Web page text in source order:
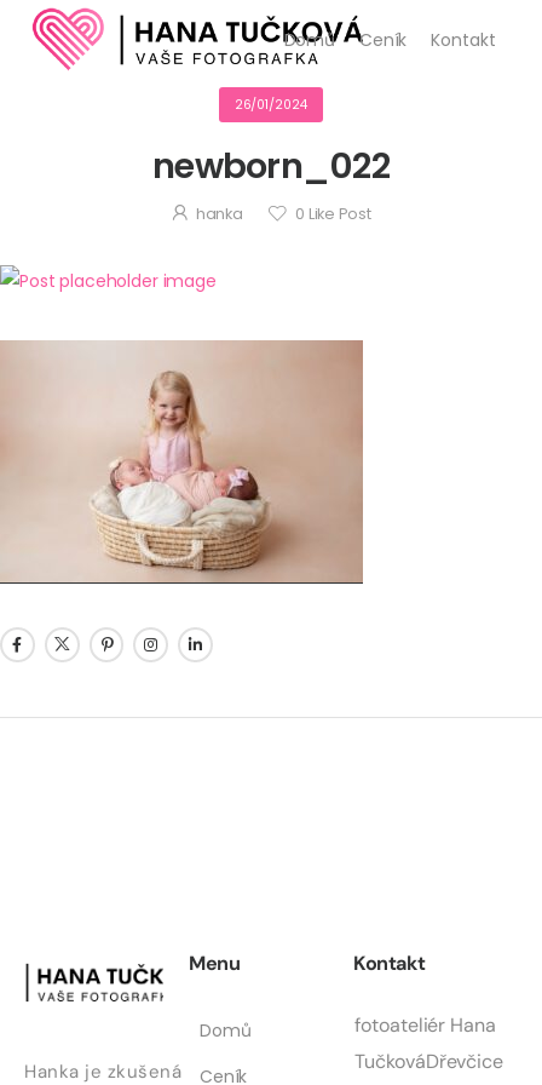
Domů Ceník Kontakt
26/01/2024
newborn_022
hanka 0 Like Post
Hanka je zkušená
Menu
Domů
Ceník
Kontakt
fotoateliér Hana
TučkováDřevčice